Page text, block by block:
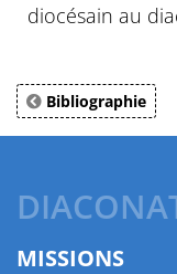
diocésain au
Bibliographie
MISSIONS